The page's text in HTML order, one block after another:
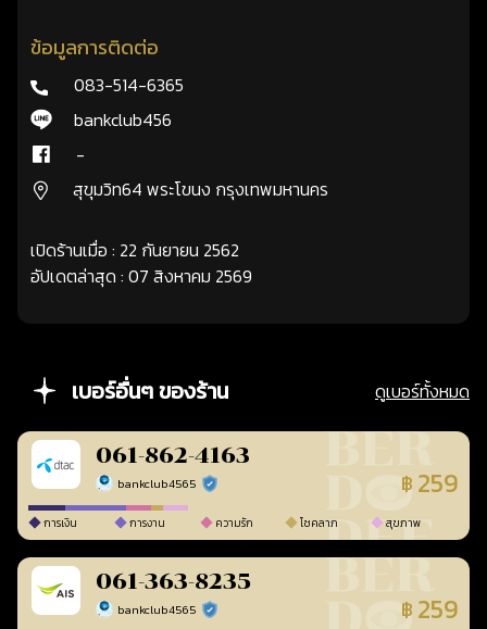
ข้อมูลการติดต่อ
083-514-6365
bankclub456
-
สุขุมวิท64 พระโขนง กรุงเทพมหานคร
เปิดร้านเมื่อ : 22 กันยายน 2562
อัปเดตล่าสุด : 07 สิงหาคม 2569
เบอร์อื่นๆ ของร้าน ดูเบอร์ทั้งหมด
061-862-4163
bankclub4565 ร้านยืนยันแล้ว ฿ 259
การเงิน การงาน ความรัก โชคลาภ สุขภาพ
061-363-8235
bankclub4565 ร้านยืนยันแล้ว ฿ 259